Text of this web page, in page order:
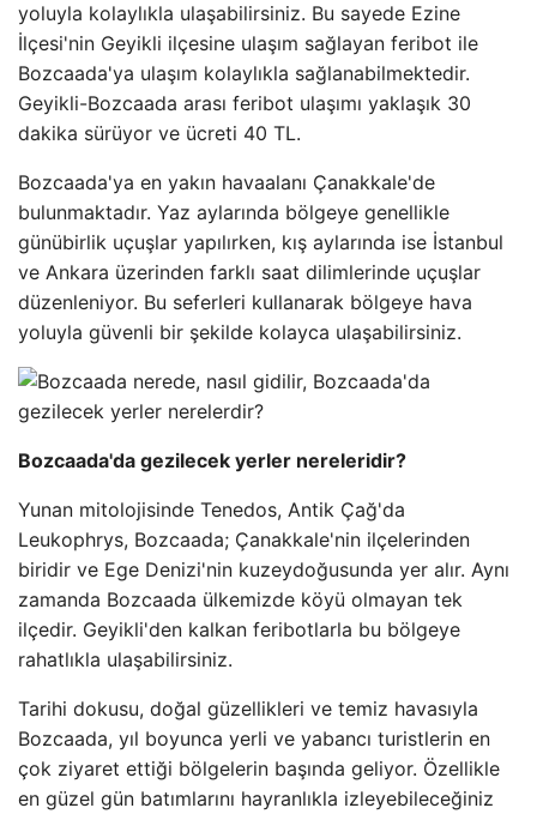
yoluyla kolaylıkla ulaşabilirsiniz. Bu sayede Ezine
İlçesi'nin Geyikli ilçesine ulaşım sağlayan feribot ile
Bozcaada'ya ulaşım kolaylıkla sağlanabilmektedir.
Geyikli-Bozcaada arası feribot ulaşımı yaklaşık 30
dakika sürüyor ve ücreti 40 TL.
Bozcaada'ya en yakın havaalanı Çanakkale'de
bulunmaktadır. Yaz aylarında bölgeye genellikle
günübirlik uçuşlar yapılırken, kış aylarında ise İstanbul
ve Ankara üzerinden farklı saat dilimlerinde uçuşlar
düzenleniyor. Bu seferleri kullanarak bölgeye hava
yoluyla güvenli bir şekilde kolayca ulaşabilirsiniz.
Bozcaada'da gezilecek yerler nereleridir?
Yunan mitolojisinde Tenedos, Antik Çağ'da
Leukophrys, Bozcaada; Çanakkale'nin ilçelerinden
biridir ve Ege Denizi'nin kuzeydoğusunda yer alır. Aynı
zamanda Bozcaada ülkemizde köyü olmayan tek
ilçedir. Geyikli'den kalkan feribotlarla bu bölgeye
rahatlıkla ulaşabilirsiniz.
Tarihi dokusu, doğal güzellikleri ve temiz havasıyla
Bozcaada, yıl boyunca yerli ve yabancı turistlerin en
çok ziyaret ettiği bölgelerin başında geliyor. Özellikle
en güzel gün batımlarını hayranlıkla izleyebileceğiniz